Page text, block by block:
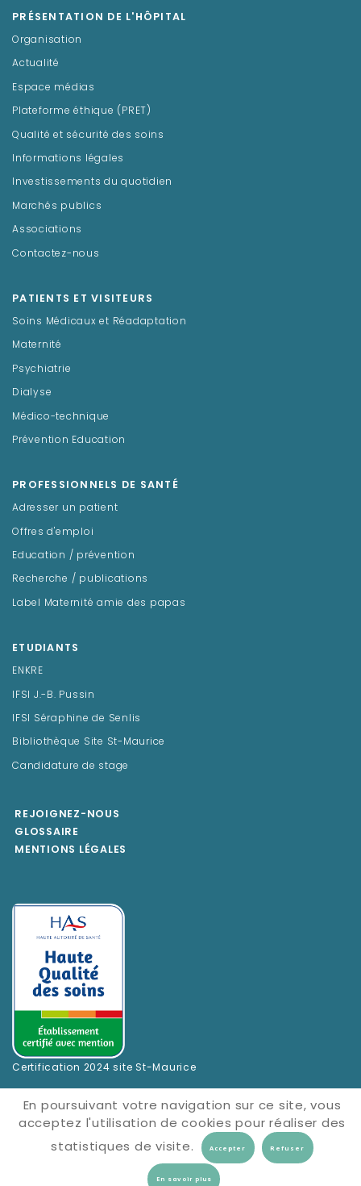
PRÉSENTATION DE L'HÔPITAL
Organisation
Actualité
Espace médias
Plateforme éthique (PRET)
Qualité et sécurité des soins
Informations légales
Investissements du quotidien
Marchés publics
Associations
Contactez-nous
PATIENTS ET VISITEURS
Soins Médicaux et Réadaptation
Maternité
Psychiatrie
Dialyse
Médico-technique
Prévention Education
PROFESSIONNELS DE SANTÉ
Adresser un patient
Offres d'emploi
Education / prévention
Recherche / publications
Label Maternité amie des papas
ETUDIANTS
ENKRE
IFSI J.-B. Pussin
IFSI Séraphine de Senlis
Bibliothèque Site St-Maurice
Candidature de stage
REJOIGNEZ-NOUS
GLOSSAIRE
MENTIONS LÉGALES
Certification 2024 site St-Maurice
En poursuivant votre navigation sur ce site, vous
acceptez l'utilisation de cookies pour réaliser des
statistiques de visite.
En savoir plus